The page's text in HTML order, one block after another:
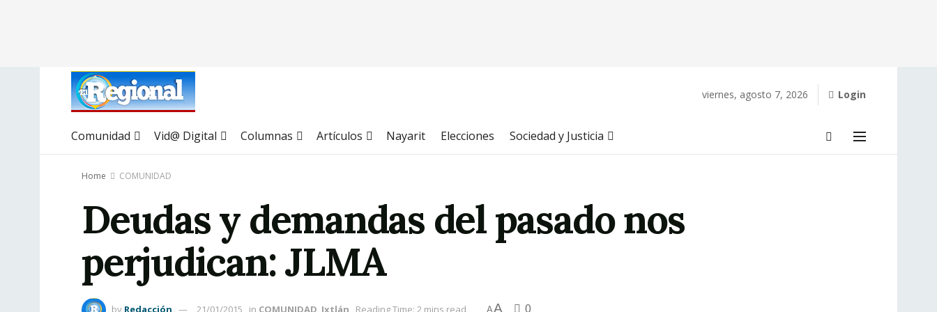
viernes, agosto 7, 2026 Login
Comunidad Vid@ Digital Columnas Artículos Nayarit Elecciones Sociedad y Justicia
Home COMUNIDAD
Deudas y demandas del pasado nos
perjudican: JLMA
by Redacción 21/01/2015 in COMUNIDAD, Ixtlán Reading Time: 2 mins read AA 0